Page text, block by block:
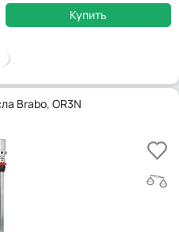
Купить
Brabo, OR3N